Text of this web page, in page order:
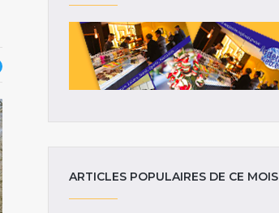
ARTICLES POPULAIRES DE CE MOIS